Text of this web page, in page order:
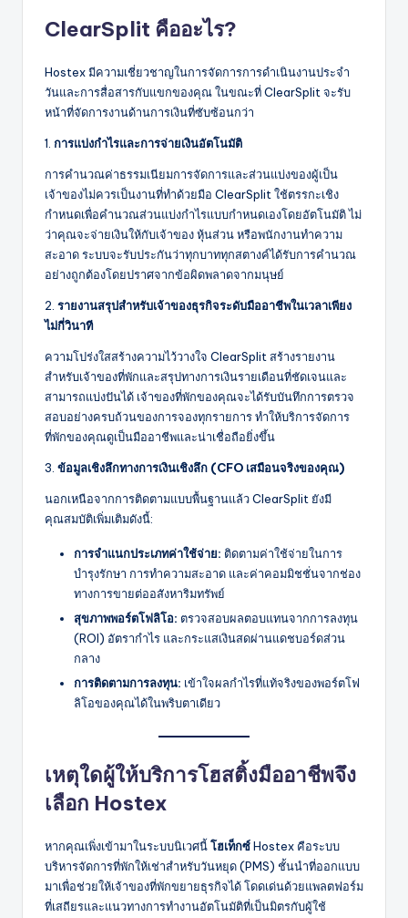
ClearSplit คืออะไร?
Hostex มีความเชี่ยวชาญในการจัดการการดำเนินงานประจำ
วันและการสื่อสารกับแขกของคุณ ในขณะที่ ClearSplit จะรับ
หน้าที่จัดการงานด้านการเงินที่ซับซ้อนกว่า
1. การแบ่งกำไรและการจ่ายเงินอัตโนมัติ
การคำนวณค่าธรรมเนียมการจัดการและส่วนแบ่งของผู้เป็น
เจ้าของไม่ควรเป็นงานที่ทำด้วยมือ ClearSplit ใช้ตรรกะเชิง
กำหนดเพื่อคำนวณส่วนแบ่งกำไรแบบกำหนดเองโดยอัตโนมัติ ไม่
ว่าคุณจะจ่ายเงินให้กับเจ้าของ หุ้นส่วน หรือพนักงานทำความ
สะอาด ระบบจะรับประกันว่าทุกบาททุกสตางค์ได้รับการคำนวณ
อย่างถูกต้องโดยปราศจากข้อผิดพลาดจากมนุษย์
2. รายงานสรุปสำหรับเจ้าของธุรกิจระดับมืออาชีพในเวลาเพียง
ไม่กี่วินาที
ความโปร่งใสสร้างความไว้วางใจ ClearSplit สร้างรายงาน
สำหรับเจ้าของที่พักและสรุปทางการเงินรายเดือนที่ชัดเจนและ
สามารถแบ่งปันได้ เจ้าของที่พักของคุณจะได้รับบันทึกการตรวจ
สอบอย่างครบถ้วนของการจองทุกรายการ ทำให้บริการจัดการ
ที่พักของคุณดูเป็นมืออาชีพและน่าเชื่อถือยิ่งขึ้น
3. ข้อมูลเชิงลึกทางการเงินเชิงลึก (CFO เสมือนจริงของคุณ)
นอกเหนือจากการติดตามแบบพื้นฐานแล้ว ClearSplit ยังมี
คุณสมบัติเพิ่มเติมดังนี้:
การจำแนกประเภทค่าใช้จ่าย: ติดตามค่าใช้จ่ายในการ
บำรุงรักษา การทำความสะอาด และค่าคอมมิชชั่นจากช่อง
ทางการขายต่ออสังหาริมทรัพย์
สุขภาพพอร์ตโฟลิโอ: ตรวจสอบผลตอบแทนจากการลงทุน
(ROI) อัตรากำไร และกระแสเงินสดผ่านแดชบอร์ดส่วน
กลาง
การติดตามการลงทุน: เข้าใจผลกำไรที่แท้จริงของพอร์ตโฟ
ลิโอของคุณได้ในพริบตาเดียว
เหตุใดผู้ให้บริการโฮสติ้งมืออาชีพจึง
เลือก Hostex
หากคุณเพิ่งเข้ามาในระบบนิเวศนี้โฮเท็กซ์Hostex คือระบบ
บริหารจัดการที่พักให้เช่าสำหรับวันหยุด (PMS) ชั้นนำที่ออกแบบ
มาเพื่อช่วยให้เจ้าของที่พักขยายธุรกิจได้ โดดเด่นด้วยแพลตฟอร์ม
ที่เสถียรและแนวทางการทำงานอัตโนมัติที่เป็นมิตรกับผู้ใช้